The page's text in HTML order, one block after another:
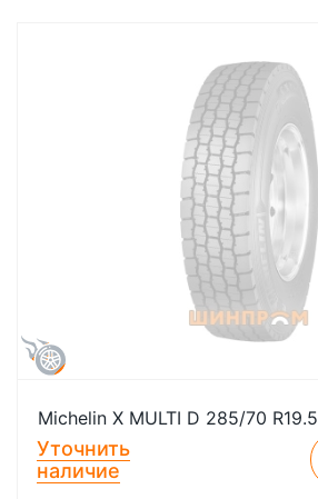
Michelin X MULTI D 285/70 R19.5
Уточнить
наличие